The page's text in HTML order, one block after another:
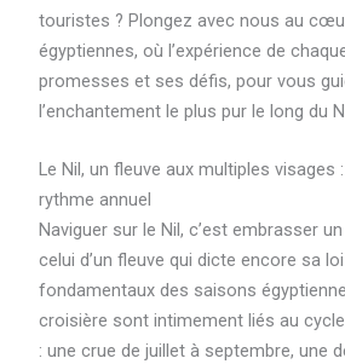
touristes ? Plongez avec nous au
égyptiennes, où l’expérience de
promesses et ses défis, pour vous
l’enchantement le plus pur le long du
Le Nil, un fleuve aux multiples visages
rythme annuel
Naviguer sur le Nil, c’est embrasser
celui d’un fleuve qui dicte encore sa
fondamentaux des saisons
croisière sont intimement liés au
: une crue de juillet à septembre, une